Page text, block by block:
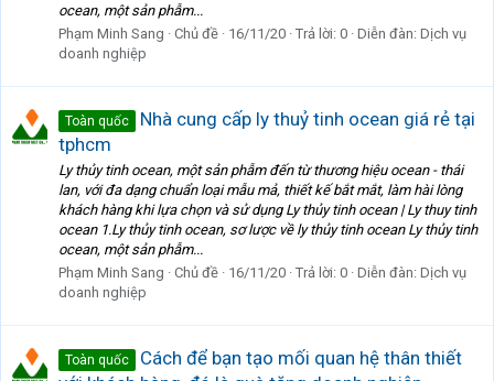
ocean, một sản phẫm...
Phạm Minh Sang
Chủ đề 16/11/20 Trả lời: 0 Diễn đàn: Dịch vụ
doanh nghiệp
Toàn quốc
Nhà cung cấp ly thuỷ tinh ocean giá rẻ tại
tphcm
Ly thủy tinh ocean, một sản phẫm đến từ thương hiệu ocean - thái
lan, với đa dạng chuẩn loại mẫu mả, thiết kế bắt mắt, làm hài lòng
khách hàng khi lựa chọn và sử dụng Ly thủy tinh ocean | Ly thuy tinh
ocean 1.Ly thủy tinh ocean, sơ lược về ly thủy tinh ocean Ly thủy tinh
ocean, một sản phẫm...
Phạm Minh Sang
Chủ đề 16/11/20 Trả lời: 0 Diễn đàn: Dịch vụ
doanh nghiệp
Toàn quốc
Cách để bạn tạo mối quan hệ thân thiết